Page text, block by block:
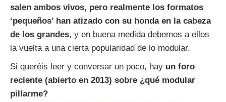
salen ambos vivos, pero realmente los formatos
‘pequeños’ han atizado con su honda en la cabeza
de los grandes, y en buena medida debemos a ellos
la vuelta a una cierta popularidad de lo modular.
Si queréis leer y conversar un poco, hay un foro
reciente (abierto en 2013) sobre ¿qué modular
pillarme?